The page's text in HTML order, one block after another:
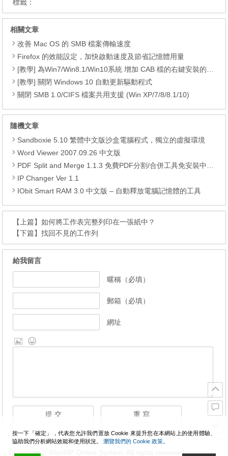
標籤：
相關文章
改善 Mac OS 的 SMB 檔案傳輸速度
Firefox 的效能設定，加快啟動速度及節省記憶體用量
[教學] 為Win7/Win8.1/Win10系統 增加 CAB 檔的右鍵安裝的功能
[教學] 關閉 Windows 10 自動更新驅動程式
關閉 SMB 1.0/CIFS 檔案共用支援 (Win XP/7/8/8.1/10)
隨機文章
Sandboxie 5.10 繁體中文版沙盒電腦程式，獨立的虛擬環境
Word Viewer 2007.09.26 中文版
PDF Split and Merge 1.1.3 免費PDF分割/合併工具免安裝中文版
IP Changer Ver 1.1
IObit Smart RAM 3.0 中文版 – 自動釋放電腦記憶體的工具
【上篇】如何將工作表完整列印在一張紙中？
【下篇】找回不見的工作列
給我留言
暱稱（必填）
郵箱（必填）
網址
Copyright © WanMP Online System. All rights reserved.
按一下「確定」，代表您允許我們置放 Cookie 來提升您在本網站上的使用體驗、
協助我們分析網站效能和使用狀況。 瀏覽我們的 Cookie 政策。